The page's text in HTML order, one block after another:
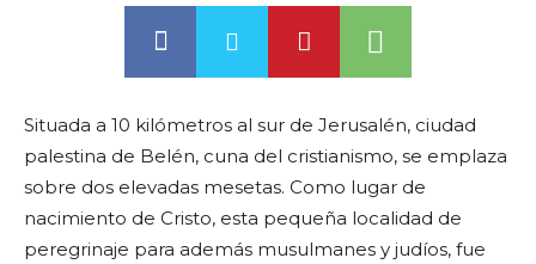
Situada a 10 kilómetros al sur de Jerusalén, ciudad
palestina de Belén, cuna del cristianismo, se emplaza
sobre dos elevadas mesetas. Como lugar de
nacimiento de Cristo, esta pequeña localidad de
peregrinaje para además musulmanes y judíos, fue